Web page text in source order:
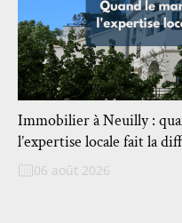
Immobilier à Neuilly :
l’expertise locale fait la
06 août 2026